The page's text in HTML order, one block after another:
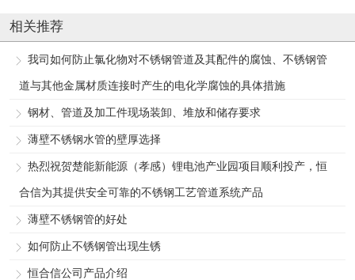
相关推荐
我司如何防止氯化物对不锈钢管道及其配件的腐蚀、不锈钢管
道与其他金属材质连接时产生的电化学腐蚀的具体措施
钢材、管道及加工件现场装卸、堆放和储存要求
薄壁不锈钢水管的壁厚选择
热烈祝贺楚能新能源（孝感）锂电池产业园项目顺利投产，恒
合信为其提供安全可靠的不锈钢工艺管道系统产品
薄壁不锈钢管的好处
如何防止不锈钢管出现生锈
恒合信公司产品介绍